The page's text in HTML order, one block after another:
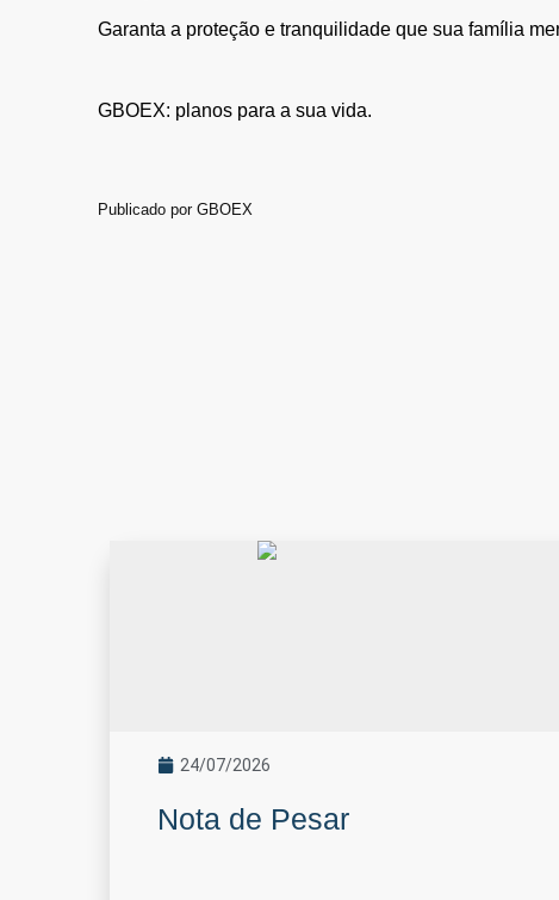
Garanta a proteção e tranquilidade que sua família
GBOEX: planos para a sua vida.
Publicado porGBOEX
24/07/2026
Nota de Pesar